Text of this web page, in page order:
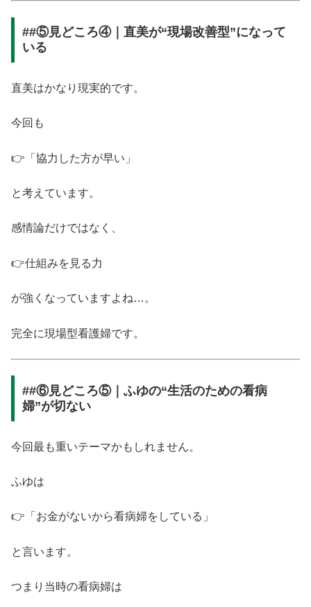
##⑤見どころ④｜直美が“現場改善型”になって
いる
直美はかなり現実的です。
今回も
👉「協力した方が早い」
と考えています。
感情論だけではなく、
👉仕組みを見る力
が強くなっていますよね…。
完全に現場型看護婦です。
##⑥見どころ⑤｜ふゆの“生活のための看病
婦”が切ない
今回最も重いテーマかもしれません。
ふゆは
👉「お金がないから看病婦をしている」
と言います。
つまり当時の看病婦は